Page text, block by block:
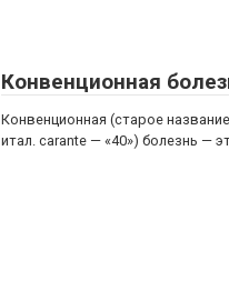
Конвенционная
Конвенционная (старое
итал. carante — «40») болезнь —